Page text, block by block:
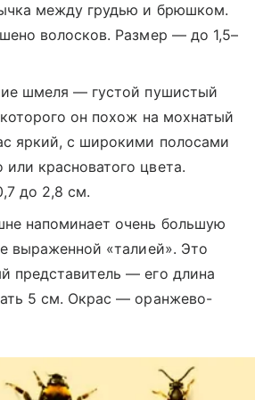
между грудью и брюшком.
волосков. Размер — до 1,5–
шмеля — густой пушистый
он похож на мохнатый
яркий, с широкими полосами
красноватого цвета.
до 2,8 см.
напоминает очень большую
выраженной «талией». Это
представитель — его длина
5 см. Окрас — оранжево-